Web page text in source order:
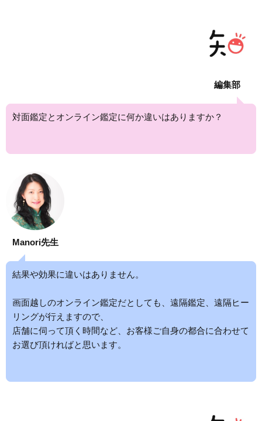
対面鑑定とオンライン鑑定に何か違いはありますか？
編集部
Manori先生
結果や効果に違いはありません。
画面越しのオンライン鑑定だとしても、遠隔鑑定、遠隔ヒー
リングが行えますので、
店舗に伺って頂く時間など、お客様ご自身の都合に合わせて
お選び頂ければと思います。